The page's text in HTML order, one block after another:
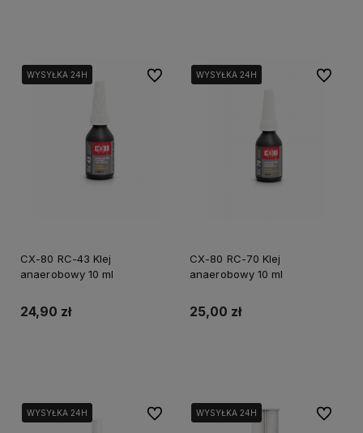
WYSYŁKA 24H
WYSYŁKA 24H
CX-80 RC-43 Klej
anaerobowy 10 ml
24,90 zł
Do ulubionychWYSYŁKA 24H
WYSYŁKA 24H
CX-80 RC-70 Klej
anaerobowy 10 ml
25,00 zł
Do
WYSYŁKA 24H
WYSYŁKA 24H Do ulubionychWYSYŁKA 24H
WYSYŁKA 24H Do